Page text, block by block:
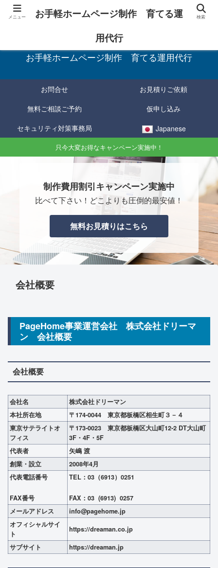
お手軽ホームページ制作 育てる運用代行
お問合せ
お見積りご依頼
無料ご相談ご予約
仮申し込み
セキュリティ対策事務局
Japanese
只今大変お得なキャンペーン実施中！
制作費用割引キャンペーン実施中
比べて下さい！どこよりも圧倒的最安値！
無料お見積りはこちら
会社概要
PageHome事業運営会社 株式会社ドリーマ
ン 会社概要
会社概要
会社名
株式会社ドリーマン
本社所在地
〒174-0044 東京都板橋区相生町３－４
東京サテライトオ
フィス
〒173-0023 東京都板橋区大山町12-2 DT大山町
3F・4F・5F
代表者
矢嶋 渡
創業・設立
2008年4月
代表電話番号
FAX番号
TEL：03（6913）0251
FAX：03 (6913) 0257
メールアドレス
info@pagehome.jp
オフィシャルサイ
ト
https://dreaman.co.jp
サブサイト https://dreaman.jp
メニュー
お手軽ホームページ制作 育てる運
用代行
検索